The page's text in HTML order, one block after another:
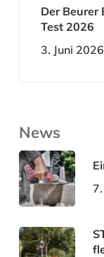
Der Beurer
Test 2026
3. Juni 2026
News